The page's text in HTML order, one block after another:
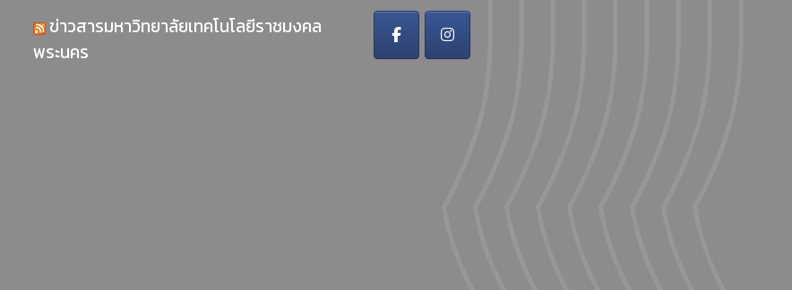
ข่าวสารมหาวิทยาลัยเทคโนโลยีราชมงคล
พระนคร